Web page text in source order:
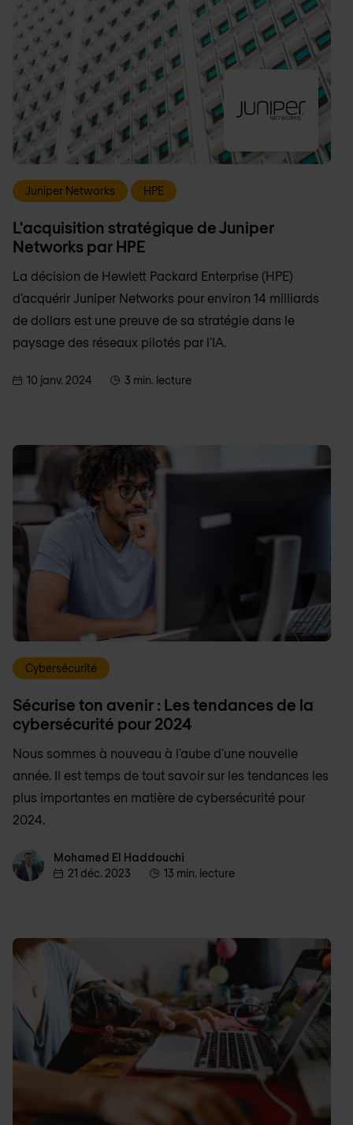
Juniper Networks HPE
L'acquisition stratégique de Juniper
Networks par HPE
La décision de Hewlett Packard Enterprise (HPE)
d'acquérir Juniper Networks pour environ 14 milliards
de dollars est une preuve de sa stratégie dans le
paysage des réseaux pilotés par l'IA.
10 janv. 2024 3 min. lecture
Cybersécurité
Sécurise ton avenir : Les tendances de la
cybersécurité pour 2024
Nous sommes à nouveau à l'aube d'une nouvelle
année. Il est temps de tout savoir sur les tendances les
plus importantes en matière de cybersécurité pour
2024.
Mohamed El Haddouchi
Mohamed El Haddouchi
21 déc. 2023
13 min. lecture